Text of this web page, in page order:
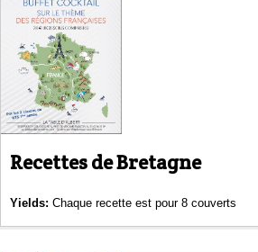
Recettes de Bretagne
Yields: Chaque recette est pour 8 couverts